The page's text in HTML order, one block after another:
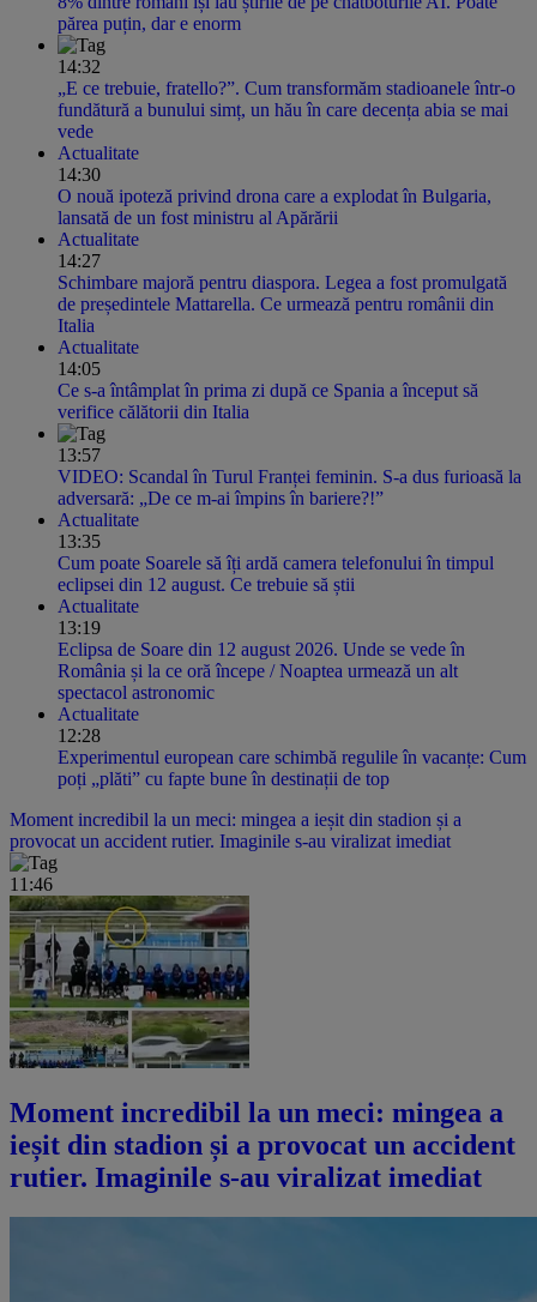
părea puțin, dar e enorm
14:32
„E ce trebuie, fratello?”. Cum transformăm stadioanele într-o
fundătură a bunului simț, un hău în care decența abia se mai
vede
Actualitate
14:30
O nouă ipoteză privind drona care a explodat în Bulgaria,
lansată de un fost ministru al Apărării
Actualitate
14:27
Schimbare majoră pentru diaspora. Legea a fost promulgată
de președintele Mattarella. Ce urmează pentru românii din
Italia
Actualitate
14:05
Ce s-a întâmplat în prima zi după ce Spania a început să
verifice călătorii din Italia
13:57
VIDEO: Scandal în Turul Franței feminin. S-a dus furioasă la
adversară: „De ce m-ai împins în bariere?!”
Actualitate
13:35
Cum poate Soarele să îți ardă camera telefonului în timpul
eclipsei din 12 august. Ce trebuie să știi
Actualitate
13:19
Eclipsa de Soare din 12 august 2026. Unde se vede în
România și la ce oră începe / Noaptea urmează un alt
spectacol astronomic
Actualitate
12:28
Experimentul european care schimbă regulile în vacanțe: Cum
poți „plăti” cu fapte bune în destinații de top
Moment incredibil la un meci: mingea a ieșit din stadion și a
provocat un accident rutier. Imaginile s-au viralizat imediat
11:46
Moment incredibil la un meci: mingea a
ieșit din stadion și a provocat un accident
rutier. Imaginile s-au viralizat imediat